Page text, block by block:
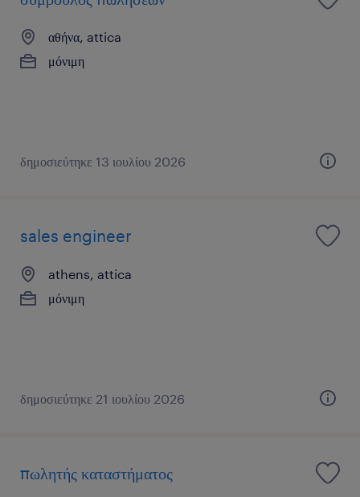
αθήνα, attica
μόνιμη
δημοσιεύτηκε 13 ιουλίου 2026
sales engineer
athens, attica
μόνιμη
δημοσιεύτηκε 21 ιουλίου 2026
πωλητής καταστήματος